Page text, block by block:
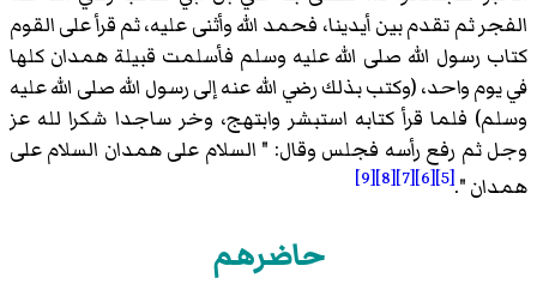
الفجر ثم تقدم بين أيدينا، فحمد الله وأثنى عليه، ثم قرأ على القوم
كتاب رسول الله صلى الله عليه وسلم فأسلمت قبيلة همدان كلها
في يوم واحد، (وكتب بذلك رضي الله عنه إلى رسول الله صلى الله عليه
وسلم) فلما قرأ كتابه استبشر وابتهج، وخر ساجدا شكرا لله عز
وجل ثم رفع رأسه فجلس وقال: " السلام على همدان السلام على
همدان ".[5]
[6]
[7]
[8]
[9]
حاضرهم